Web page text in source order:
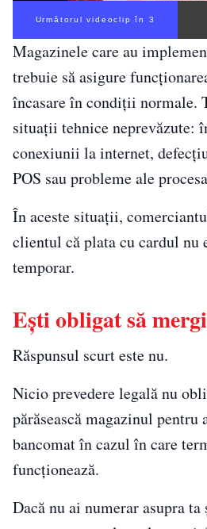
Următorul videoclip în 2
Magazinele care au
trebuie să asigure
încasare în condiții normale.
situații tehnice neprevăzute:
conexiunii la internet,
POS sau probleme ale
În aceste situații,
clientul că plata cu cardul nu
temporar.
Ești obligat să
Răspunsul scurt este nu.
Nicio prevedere legală nu
părăsească magazinul pentru
bancomat în cazul în care
funcționează.
Dacă nu ai numerar asupra